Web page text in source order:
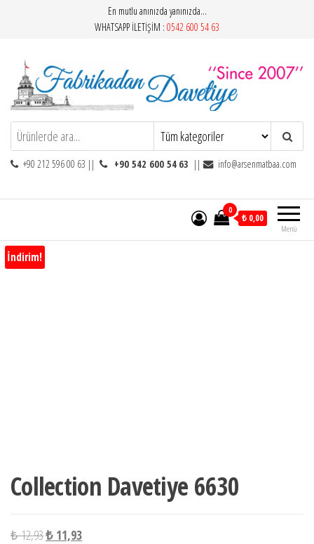
En mutlu anınızda yanınızda…
WHATSAPP İLETİŞİM : 0542 600 54 63
Fabrikadan Davetiye / 0212 596 00 63
En Mutlu Anınızda…
+90 212 596 00 63 || +90 542 600 54 63 || info@arsenmatbaa.com
Menü
0
₺ 0,00
İndirim!
Collection Davetiye 6630
₺12,93Orijinal
₺11,93Şu